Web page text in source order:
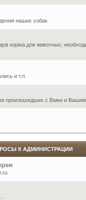
наших собак
корма для животных;
и т.п
произошедших с Вами и
К АДМИНИСТРАЦИИ